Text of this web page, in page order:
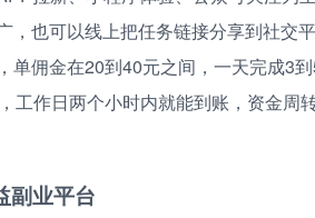
，也可以线上把任务链接分享到社交
单佣金在20到40元之间，一天完成3
工作日两个小时内就能到账，资金周
副业平台